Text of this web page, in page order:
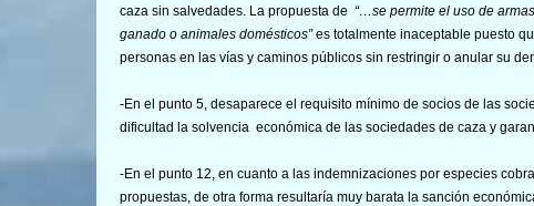
caza sin salvedades. La propuesta de “…se permite el uso de
ganado o animales domésticos”es totalmente inaceptable puesto
personas en las vías y caminos públicos sin restringir o anular su
-En el punto 5, desaparece el requisito mínimo de socios de las
dificultad la solvencia económica de las sociedades de caza y
-En el punto 12, en cuanto a las indemnizaciones por especies
propuestas, de otra forma resultaría muy barata la sanción